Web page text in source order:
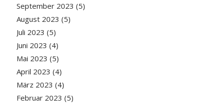
September 2023 (5)
August 2023 (5)
Juli 2023 (5)
Juni 2023 (4)
Mai 2023 (5)
April 2023 (4)
März 2023 (4)
Februar 2023 (5)